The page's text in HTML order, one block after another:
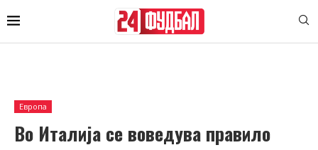
Европа
Во Италија се воведува правило